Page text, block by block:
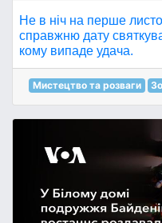
Не в ніч на перше
справжню дату
кому випаде удача.
Мистецтво та розваги